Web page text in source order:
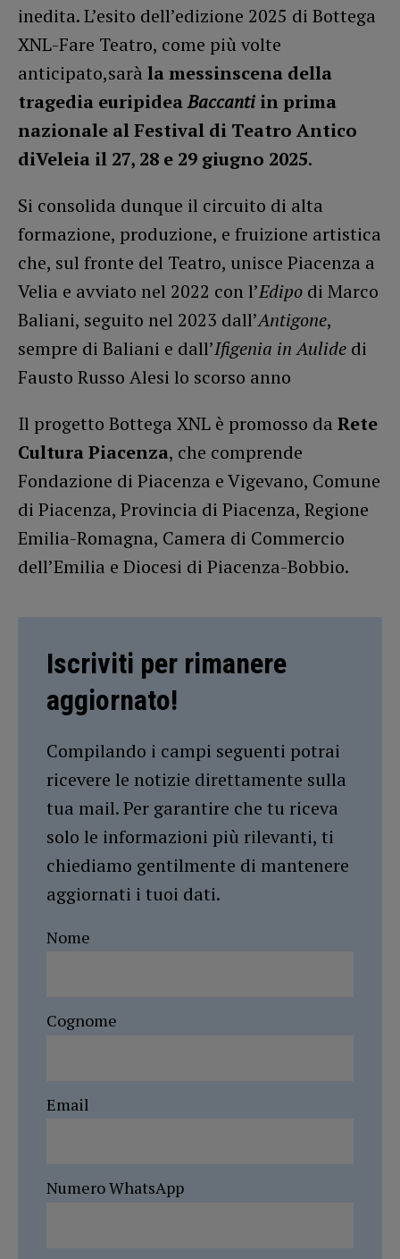
inedita. L’esito dell’edizione 2025 di Bottega
XNL-Fare Teatro, come più volte
anticipato,sarà la messinscena della
tragedia euripideaBaccanti in prima
nazionale al Festival di Teatro Antico
diVeleia il 27, 28 e 29 giugno 2025.
Si consolida dunque il circuito di alta
formazione, produzione, e fruizione artistica
che, sul fronte del Teatro, unisce Piacenza a
Velia e avviato nel 2022 con l’Edipo di Marco
Baliani, seguito nel 2023 dall’Antigone,
sempre di Baliani e dall’Ifigenia in Aulide di
Fausto Russo Alesi lo scorso anno
Il progetto Bottega XNL è promosso da Rete
Cultura Piacenza, che comprende
Fondazione di Piacenza e Vigevano, Comune
di Piacenza, Provincia di Piacenza, Regione
Emilia-Romagna, Camera di Commercio
dell’Emilia e Diocesi di Piacenza-Bobbio.
Iscriviti per rimanere
aggiornato!
Compilando i campi seguenti potrai
ricevere le notizie direttamente sulla
tua mail. Per garantire che tu riceva
solo le informazioni più rilevanti, ti
chiediamo gentilmente di mantenere
aggiornati i tuoi dati.
Nome
Cognome
Email
Numero WhatsApp